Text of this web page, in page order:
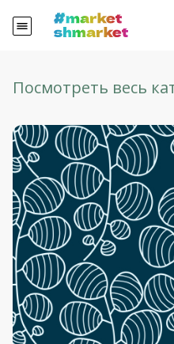
Посмотреть весь